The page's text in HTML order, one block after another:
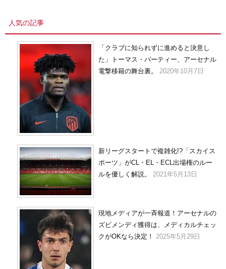
人気の記事
「クラブに知られずに進めると決意し
た」トーマス・パーティー、アーセナル
電撃移籍の舞台裏。
2020年10月7日
新リーグスタートで複雑化!?「スカイス
ポーツ」がCL・EL・ECL出場権のルー
ルを優しく解説。
2021年5月13日
現地メディアが一斉報道！アーセナルの
ズビメンディ獲得は、メディカルチェッ
クがOKなら決定！
2025年5月29日